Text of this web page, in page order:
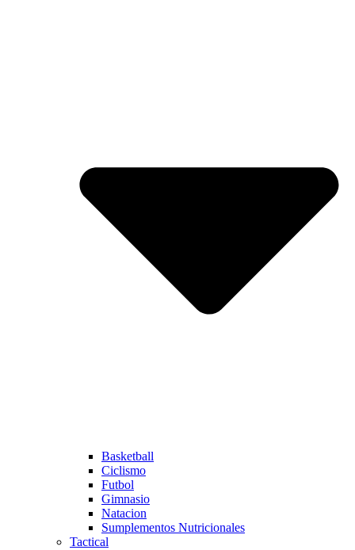
Basketball
Ciclismo
Futbol
Gimnasio
Natacion
Sumplementos Nutricionales
Tactical